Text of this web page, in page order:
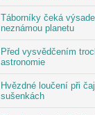
Táborníky čeká
neznámou planetu
Před vysvědčením
astronomie
Hvězdné loučení při
sušenkách